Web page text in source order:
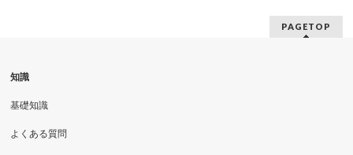
PAGETOP
知識
基礎知識
よくある質問